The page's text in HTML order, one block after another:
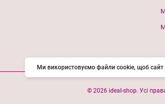
© 2026 ideal-shop. Усі
Ми використовуємо файли cookie, щоб